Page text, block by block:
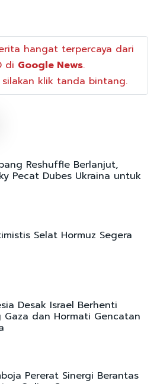
hangat terpercaya dari
di Google News.
klik tanda bintang.
Reshuffle Berlanjut,
Pecat Dubes Ukraina untuk
Selat Hormuz Segera
Desak Israel Berhenti
Gaza dan Hormati Gencatan
Pererat Sinergi Berantas